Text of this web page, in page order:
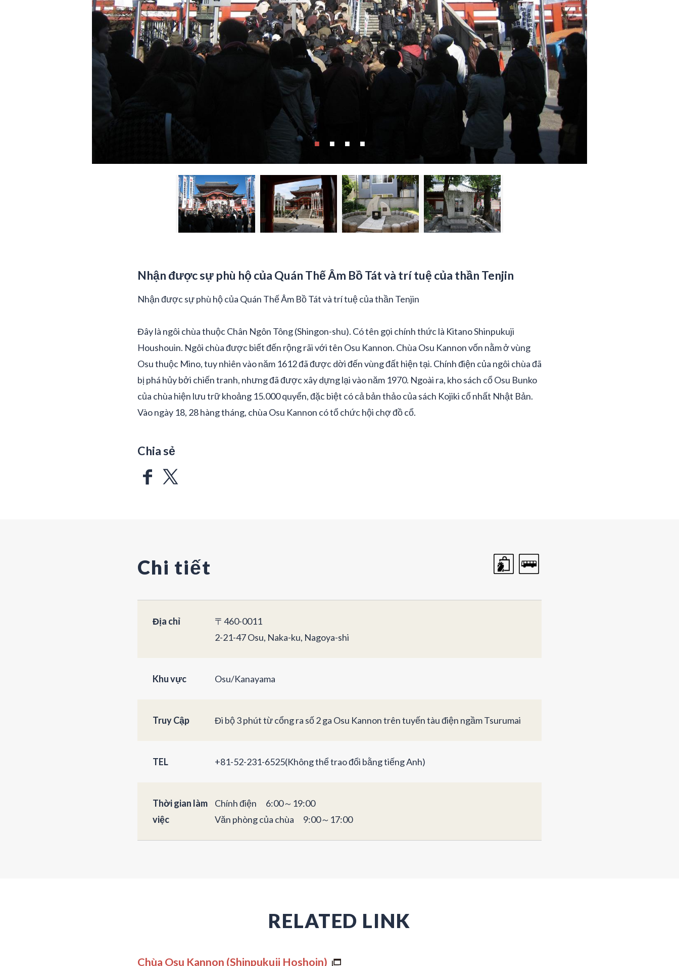
Nhận được sự phù hộ của Quán Thế Âm Bồ Tát và trí tuệ của thần Tenjin
Nhận được sự phù hộ của Quán Thế Âm Bồ Tát và trí tuệ của thần Tenjin
Đây là ngôi chùa thuộc Chân Ngôn Tông (Shingon-shu). Có tên gọi chính thức là Kitano Shinpukuji
Houshouin. Ngôi chùa được biết đến rộng rãi với tên Osu Kannon. Chùa Osu Kannon vốn nằm ở vùng
Osu thuộc Mino, tuy nhiên vào năm 1612 đã được dời đến vùng đất hiện tại. Chính điện của ngôi chùa đã
bị phá hủy bởi chiến tranh, nhưng đã được xây dựng lại vào năm 1970. Ngoài ra, kho sách cổ Osu Bunko
của chùa hiện lưu trữ khoảng 15.000 quyển, đặc biệt có cả bản thảo của sách Kojiki cổ nhất Nhật Bản.
Vào ngày 18, 28 hàng tháng, chùa Osu Kannon có tổ chức hội chợ đồ cổ.
Chia sẻ
Chi tiết
Địa chỉ
〒460-0011
2-21-47 Osu, Naka-ku, Nagoya-shi
Khu vực Osu/Kanayama
Truy Cập Đi bộ 3 phút từ cổng ra số 2 ga Osu Kannon trên tuyến tàu điện ngầm Tsurumai
TEL +81-52-231-6525(Không thể trao đổi bằng tiếng Anh)
Thời gian làm
việc
Chính điện 6:00～19:00
Văn phòng của chùa 9:00～17:00
RELATED LINK
Chùa Osu Kannon (Shinpukuji Hoshoin)